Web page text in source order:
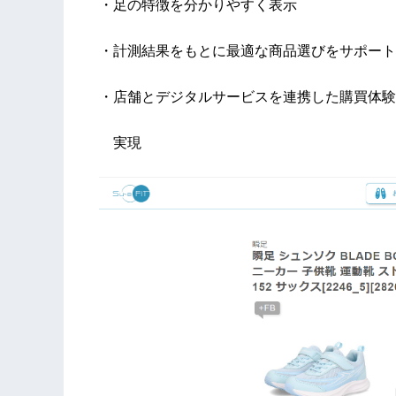
・足の特徴を分かりやすく表示
・計測結果をもとに最適な商品選びをサポート
・店舗とデジタルサービスを連携した購買体
実現